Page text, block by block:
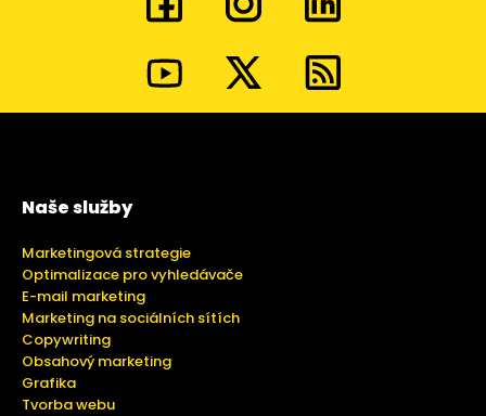
Naše služby
Marketingová strategie
Optimalizace pro vyhledávače
E-mail marketing
Marketing na sociálních sítích
Copywriting
Obsahový marketing
Grafika
Tvorba webu